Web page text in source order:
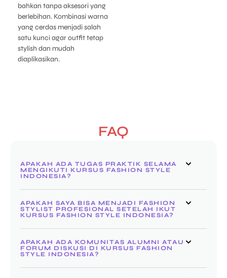
bahkan tanpa aksesori yang
berlebihan. Kombinasi warna
yang cerdas menjadi salah
satu kunci agar outfit tetap
stylish dan mudah
diaplikasikan.
FAQ
APAKAH ADA TUGAS PRAKTIK SELAMA
MENGIKUTI KURSUS FASHION STYLE
INDONESIA?
APAKAH SAYA BISA MENJADI FASHION
STYLIST PROFESIONAL SETELAH IKUT
KURSUS FASHION STYLE INDONESIA?
APAKAH ADA KOMUNITAS ALUMNI ATAU
FORUM DISKUSI DI KURSUS FASHION
STYLE INDONESIA?